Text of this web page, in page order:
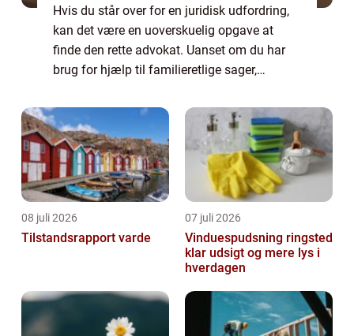
Hvis du står over for en juridisk udfordring,
kan det være en uoverskuelig opgave at
finde den rette advokat. Uanset om du har
brug for hjælp til familieretlige sager,
problemer, er det afgørende at finde en ...
08 juli 2026
Tilstandsrapport varde
07 juli 2026
Vinduespudsning ringsted
klar udsigt og mere lys i
hverdagen